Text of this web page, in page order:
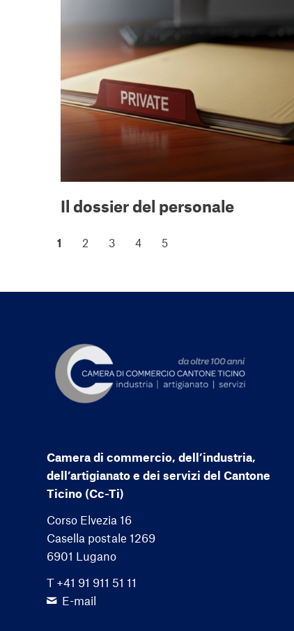
Il dossier del personale
1 2 3 4 5
Camera di commercio, dell’industria,
dell’artigianato e dei servizi del Cantone
Ticino (Cc-Ti)
Corso Elvezia 16
Casella postale 1269
6901 Lugano
T +41 91 911 51 11
E-mail